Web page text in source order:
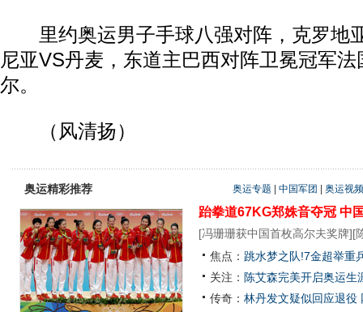
里约奥运男子手球八强对阵，克罗地
尼亚VS丹麦，东道主巴西对阵卫冕冠军
尔。
（风清扬）
奥运精彩推荐 奥运专题 中国军团 奥运视频
跆拳道67KG郑姝音夺冠 中
[冯珊珊获中国首枚高尔夫奖牌][
焦点： 跳水梦之队!7金超举重
关注： 陈艾森完美开启奥运
传奇： 林丹发文疑似回应退役